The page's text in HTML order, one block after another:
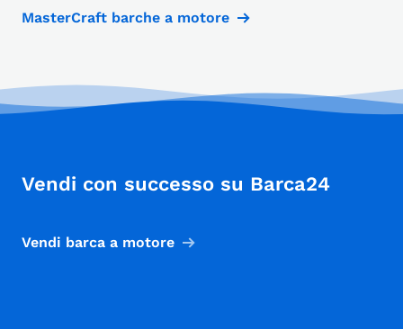
MasterCraft barche a motore
Vendi con successo su Barca24
Vendi barca a motore